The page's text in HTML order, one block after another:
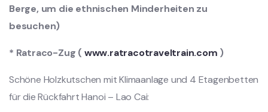
Berge, um die ethnischen Minderheiten zu
besuchen)
* Ratraco-Zug ( www.ratracotraveltrain.com )
Schöne Holzkutschen mit Klimaanlage und 4 Etagenbetten
für die Rückfahrt Hanoi – Lao Cai: